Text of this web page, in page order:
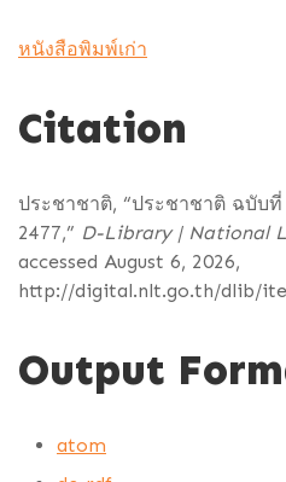
หนังสือพิมพ์เก่า
Citation
ประชาชาติ, “ประชาชาติ ฉบับ
2477,” D-Library | National
accessed August 6, 2026,
http://digital.nlt.go.th/dlib/
Output
atom